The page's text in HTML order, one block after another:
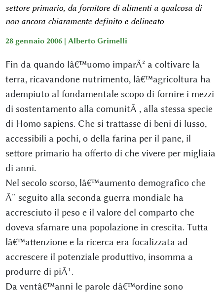
settore primario, da fornitore di alimenti a qualcosa di
non ancora chiaramente definito e delineato
28 gennaio 2006 | Alberto Grimelli
Fin da quando lâ€™uomo imparÃ² a coltivare la
terra, ricavandone nutrimento, lâ€™agricoltura ha
adempiuto al fondamentale scopo di fornire i mezzi
di sostentamento alla comunitÃ , alla stessa specie
di Homo sapiens. Che si trattasse di beni di lusso,
accessibili a pochi, o della farina per il pane, il
settore primario ha offerto di che vivere per migliaia
di anni.
Nel secolo scorso, lâ€™aumento demografico che
Ã¨ seguito alla seconda guerra mondiale ha
accresciuto il peso e il valore del comparto che
doveva sfamare una popolazione in crescita. Tutta
lâ€™attenzione e la ricerca era focalizzata ad
accrescere il potenziale produttivo, insomma a
produrre di piÃ¹.
Da ventâ€™anni le parole dâ€™ordine sono